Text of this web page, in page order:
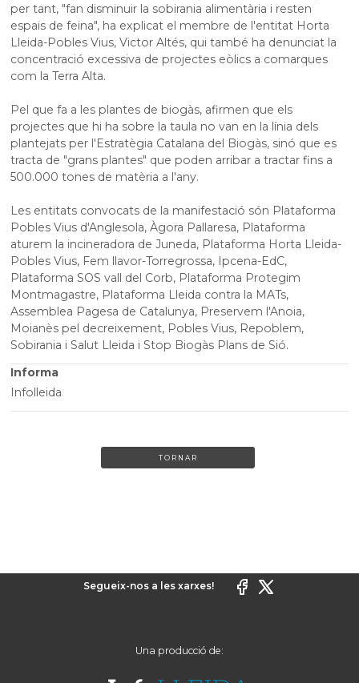
per tant, "fan disminuir la sobirania alimentària i resten
espais de feina", ha explicat el membre de l'entitat Horta
Lleida-Pobles Vius,Victor Altés, qui també ha denunciat la
concentració excessiva de projectes eòlics a comarques
com la Terra Alta.
Pel que fa a les plantes de biogàs, afirmen que els
projectes que hi ha sobre la taula no van en la línia dels
plantejats per l'Estratègia Catalana del Biogàs, sinó que es
tracta de "grans plantes" que poden arribar a tractar fins a
500.000 tones de matèria a l'any.
Les entitats convocats de la manifestació són Plataforma
Pobles Vius d'Anglesola, Àgora Pallaresa, Plataforma
aturem la incineradora de Juneda, Plataforma Horta Lleida-
Pobles Vius, Fem llavor-Torregrossa, Ipcena-EdC,
Plataforma SOS vall del Corb, Plataforma Protegim
Montmagastre, Plataforma Lleida contra la MATs,
Assemblea Pagesa de Catalunya, Preservem l'Anoia,
Moianès pel decreixement, Pobles Vius, Repoblem,
Sobirania i Salut Lleida i Stop Biogàs Plans de Sió.
Informa
Infolleida
TORNAR
Segueix-nos a les xarxes!
Una producció de: